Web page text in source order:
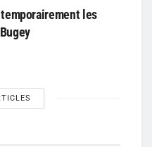
temporairement les